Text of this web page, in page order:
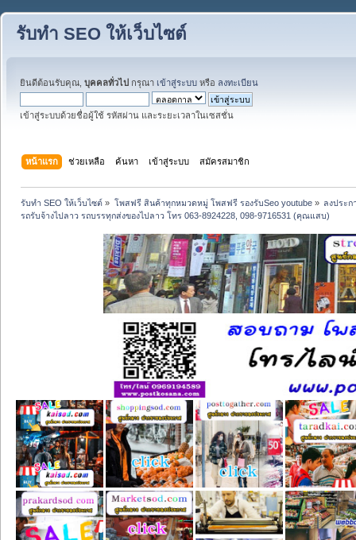
รับทำ SEO ให้เว็บไซต์
ยินดีต้อนรับคุณ, บุคคลทั่วไป กรุณา เข้าสู่ระบบ หรือ ลงทะเบียน
เข้าสู่ระบบด้วยชื่อผู้ใช้ รหัสผ่าน และระยะเวลาในเซสชั่น
หน้าแรก ช่วยเหลือ ค้นหา เข้าสู่ระบบ สมัครสมาชิก
รับทำ SEO ให้เว็บไซต์ » โพสฟรี สินค้าทุกหมวดหมู่ โพสฟรี รองรับSeo youtube» ลงประ
รถรับจ้างไปลาว รถบรรทุกส่งของไปลาว โทร 063-8924228, 098-9716531 (คุณแสบ)